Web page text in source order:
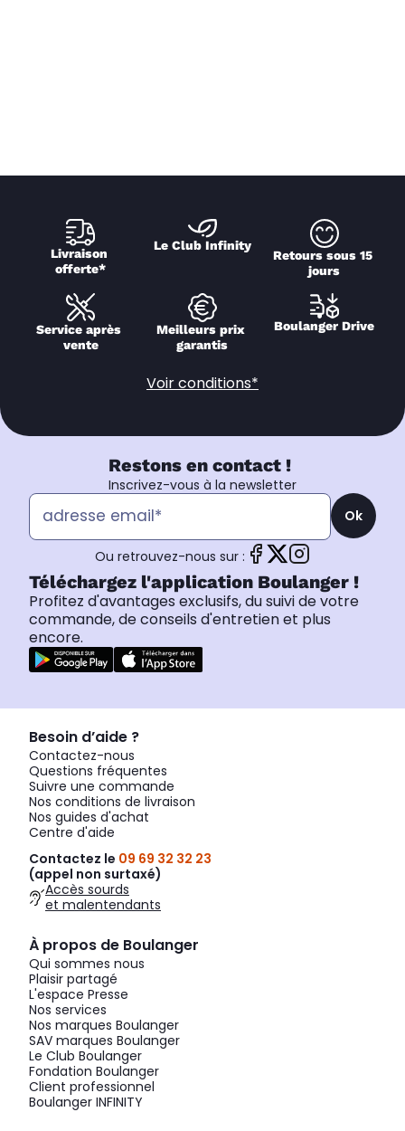
Livraison
offerte*
Le Club Infinity
Retours sous 15
jours
Service après
vente
Meilleurs prix
garantis
Boulanger Drive
Voir conditions*
Restons en contact !
Inscrivez-vous à la newsletter
Ok
Ou retrouvez-nous sur :
Téléchargez l'application Boulanger !
Profitez d'avantages exclusifs, du suivi de votre
commande, de conseils d'entretien et plus
encore.
Besoin d’aide ?
Contactez-nous
Questions fréquentes
Suivre une commande
Nos conditions de livraison
Nos guides d'achat
Centre d'aide
Contactez le 09 69 32 32 23
(appel non surtaxé)
Accès sourds
et malentendants
À propos de Boulanger
Qui sommes nous
Plaisir partagé
L'espace Presse
Nos services
Nos marques Boulanger
SAV marques Boulanger
Le Club Boulanger
Fondation Boulanger
Client professionnel
Boulanger INFINITY